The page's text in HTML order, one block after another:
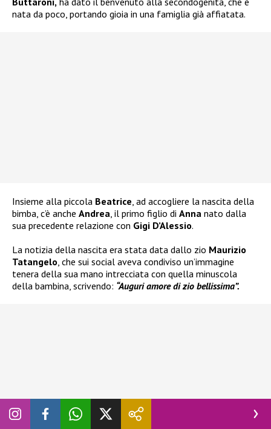
nata da poco, portando gioia in una famiglia già affiatata.
Insieme alla piccola Beatrice, ad accogliere la nascita della
bimba, c’è anche Andrea, il primo figlio di Anna nato dalla
sua precedente relazione con Gigi D’Alessio.
La notizia della nascita era stata data dallo zio Maurizio
Tatangelo, che sui social aveva condiviso un’immagine
tenera della sua mano intrecciata con quella minuscola
della bambina, scrivendo: “Auguri amore di zio bellissima”.